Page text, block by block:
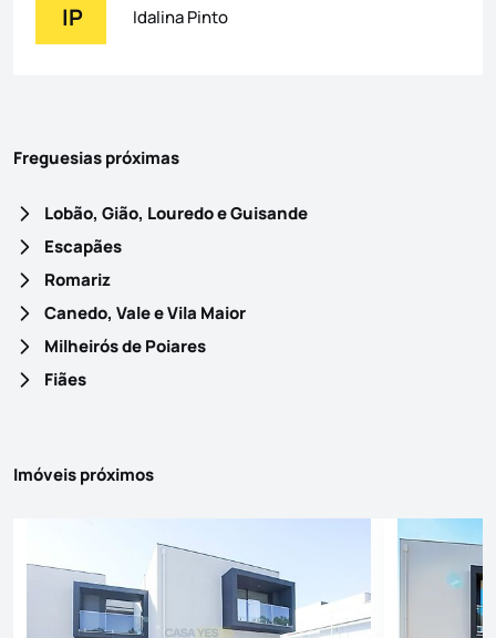
IP Idalina Pinto
Freguesias próximas
Lobão, Gião, Louredo e Guisande
Escapães
Romariz
Canedo, Vale e Vila Maior
Milheirós de Poiares
Fiães
Imóveis próximos